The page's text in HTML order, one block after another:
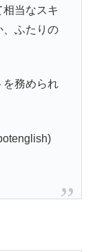
当なスキ
、ふたりの
を務められ